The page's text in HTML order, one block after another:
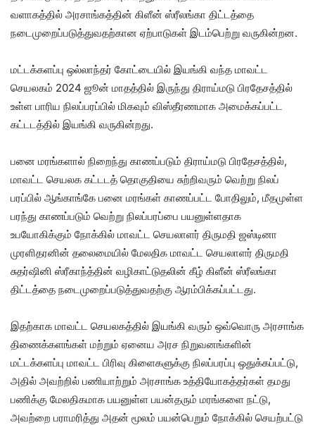
வளாகத்தில் அரசாங்கத்தின் கிளீன் ஸ்ரீலங்கா திட்டத்தை
நடைமுறைப்படுத்துவதற்கான ஏற்பாடுகள் இடம்பெற்று வருகின்றன.
மட்டக்களப்பு ஒல்லாந்தர் கோட்டையில் இயங்கி வந்த மாவட்ட
செயலகம் 2024 ஜூன் மாதத்தில் இருந்து திராய்மடு பிரதேசத்தில்
உள்ள பாரிய நிலப்பரப்பில் மிகவும் விஸ்தீரணமாக அமைக்கப்பட்ட
கட்டடத்தில் இயங்கி வருகின்றது.
பனை மரங்களால் நிறைந்து காணப்படும் திராய்மடு பிரதேசத்தில்,
மாவட்ட செயலக கட்டடத் தொகுதியை சுற்றிவரும் வெற்று நிலப்
பரப்பில் ஆங்காங்கே பனை மரங்கள் காணப்பட்ட போதிலும், மீதமுள்ள
பரந்து காணப்படும் வெற்று நிலப்பரப்பை பயனுள்ளதாக
உபயோகிக்கும் நோக்கில் மாவட்ட செயலாளர் திருமதி ஜஸ்டினா
முரளிதரனின் தலைமையில் மேலதிக மாவட்ட செயலாளர் திருமதி
சுதர்ஷினி ஸ்ரீகாந்த்தின் வழிகாட்டுதலின் கீழ் கிளீன் ஸ்ரீலங்கா
திட்டத்தை நடைமுறைப்படுத்துவதற்கு ஆரம்பிக்கப்பட்டது.
இதற்காக மாவட்ட செயலகத்தில் இயங்கி வரும் ஒவ்வொரு அரசாங்க
திணைக்களங்கள் மற்றும் ஏனைய அரச நிறுவனங்களின்
மட்டக்களப்பு மாவட்ட பிரிவு கிளைகளுக்கு நிலப்பரப்பு ஒதுக்கப்பட்டு,
அதில் அவற்றில் பணியாற்றும் அரசாங்க உத்தியோகத்தர்கள் தமது
பணிக்கு மேலதிகமாக பயனுள்ள பயன்தரும் மரங்களை நட்டு,
அவற்றை பராமரித்து அதன் மூலம் பயன்பெறும் நோக்கில் செயற்பட்டு